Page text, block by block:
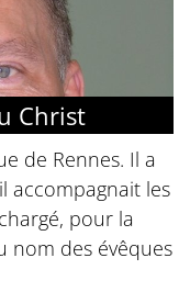
Christ
de Rennes. Il a
accompagnait les
pour la
nom des évêques